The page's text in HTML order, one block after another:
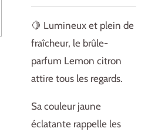
🍋 Lumineux et plein de
fraîcheur, le brûle-
parfum Lemon citron
attire tous les regards.
Sa couleur jaune
éclatante rappelle les